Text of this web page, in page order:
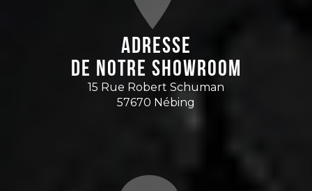
Adresse
de notre showroom
15 Rue Robert Schuman
57670 Nébing